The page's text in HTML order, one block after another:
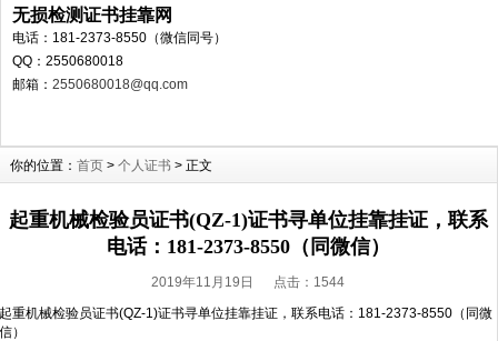
无损检测证书挂靠网
电话：181-2373-8550（微信同号）
QQ：2550680018
邮箱： 2550680018@qq.com
你的位置： 首页 > 个人证书 > 正文
起重机械检验员证书(QZ-1)证书寻单位挂靠挂证，联系
电话：181-2373-8550（同微信）
2019年11月19日 点击： 1544
起重机械检验员证书(QZ-1)证书寻单位挂靠挂证，联系电话：181-2373-8550（同微
信）